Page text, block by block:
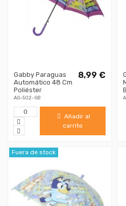
Gabby Paraguas
Automático 48 Cm
Poliéster
AG-502-GB
8,99 €
Añadir al
carrito
Fuera de stock